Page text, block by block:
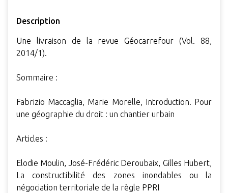
Description
Une livraison de la revue Géocarrefour (Vol. 88,
2014/1).
Sommaire :
Fabrizio Maccaglia, Marie Morelle, Introduction. Pour
une géographie du droit : un chantier urbain
Articles :
Elodie Moulin, José-Frédéric Deroubaix, Gilles Hubert,
La constructibilité des zones inondables ou la
négociation territoriale de la règle PPRI